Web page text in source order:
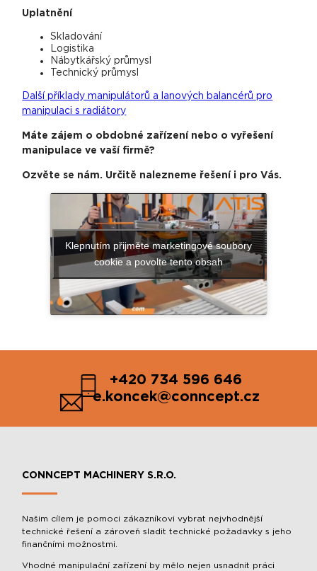
Uplatnění
Skladování
Logistika
Nábytkářský průmysl
Technický průmysl
Další příklady manipulátorů a lanových balancérů pro
manipulaci s radiátory
Máte zájem o obdobné zařízení nebo o vyřešení
manipulace ve vaší firmě?
Ozvěte se nám. Určitě nalezneme řešení i pro Vás.
Klepnutím přijměte marketingové soubory
cookie a povolte tento obsah
+420 734 596 646
e.koncek@conncept.cz
CONNCEPT MACHINERY S.R.O.
Našim cílem je pomoci zákazníkovi vybrat nejvhodnější
technické řešení a zároveň sladit technické požadavky s jeho
finančními možnostmi.
Vhodné manipulační zařízení by mělo nejen usnadnit práci